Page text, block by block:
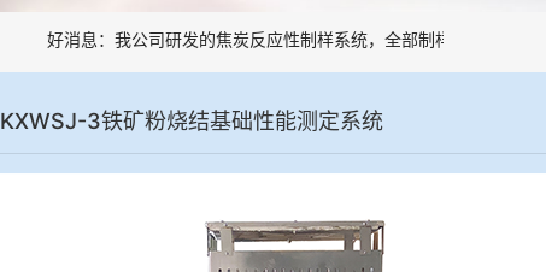
好消息：我公司研发的焦炭反应性制样系统，全部制样过程机械化
KXWSJ-3铁矿粉烧结基础性能测定系统